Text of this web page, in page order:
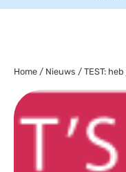
Home / Nieuws / TEST: